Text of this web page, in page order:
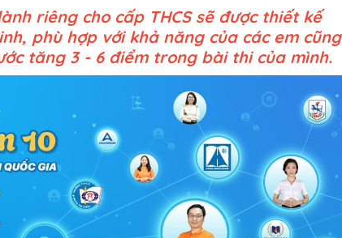
riêng cho cấp THCS sẽ được thiết kế
phù hợp với khả năng của các em cũng
tăng 3 - 6 điểm trong bài thi của mình.